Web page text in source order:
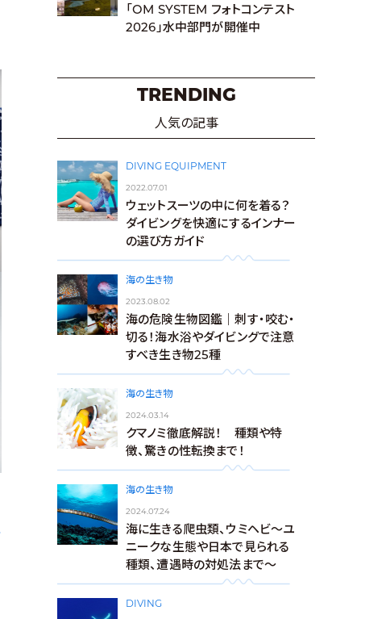
「OM SYSTEM フォトコンテスト
2026」水中部門が開催中
TRENDING
人気の記事
DIVING EQUIPMENT
2022.07.01
ウェットスーツの中に何を着る？
ダイビングを快適にするインナー
の選び方ガイド
海の生き物
2023.08.02
海の危険生物図鑑｜刺す・咬む・
切る！海水浴やダイビングで注意
すべき生き物25種
海の生き物
2024.03.14
クマノミ徹底解説！ 種類や特
徴、驚きの性転換まで！
海の生き物
2024.07.24
海に生きる爬虫類、ウミヘビ～ユ
ニークな生態や日本で見られる
種類、遭遇時の対処法まで～
DIVING